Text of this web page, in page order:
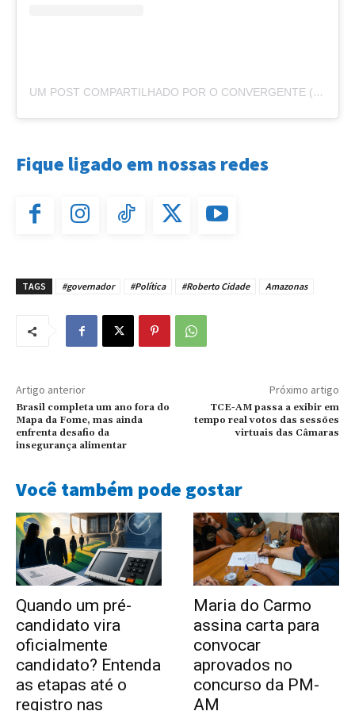
UM POST COMPARTILHADO POR O CONVERGENTE (@O.CONVERGENTE)
Fique ligado em nossas redes
TAGS #governador #Política #Roberto Cidade Amazonas
Artigo anterior
Brasil completa um ano fora do
Mapa da Fome, mas ainda
enfrenta desafio da
insegurança alimentar
Próximo artigo
TCE-AM passa a exibir em
tempo real votos das sessões
virtuais das Câmaras
Você também pode gostar
Quando um pré-
candidato vira
oficialmente
candidato? Entenda
as etapas até o
registro nas
Maria do Carmo
assina carta para
convocar
aprovados no
concurso da PM-
AM